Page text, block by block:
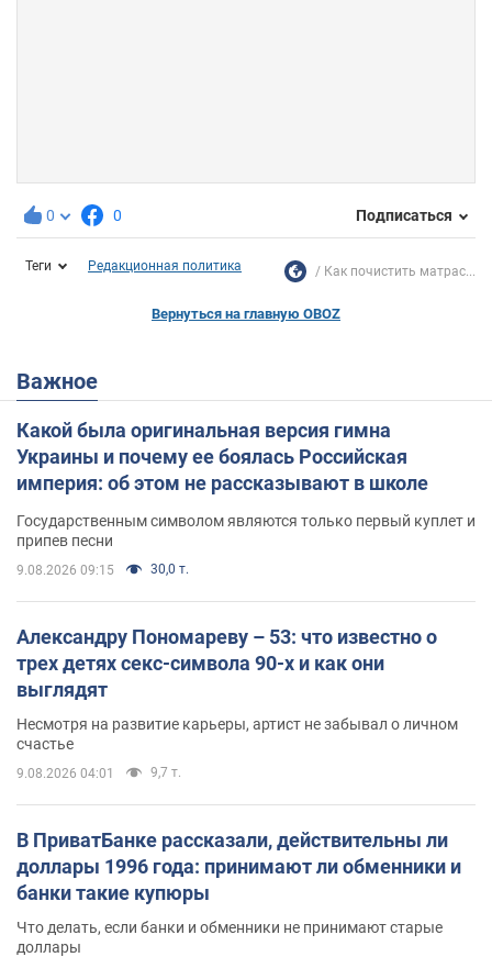
0 0 Подписаться
Теги Редакционная политика Как почистить матрас...
Вернуться на главную OBOZ
Важное
Какой была оригинальная версия гимна
Украины и почему ее боялась Российская
империя: об этом не рассказывают в школе
Государственным символом являются только первый куплет и
припев песни
9.08.2026 09:15 30,0 т.
Александру Пономареву – 53: что известно о
трех детях секс-символа 90-х и как они
выглядят
Несмотря на развитие карьеры, артист не забывал о личном
счастье
9.08.2026 04:01 9,7 т.
В ПриватБанке рассказали, действительны ли
доллары 1996 года: принимают ли обменники и
банки такие купюры
Что делать, если банки и обменники не принимают старые
доллары